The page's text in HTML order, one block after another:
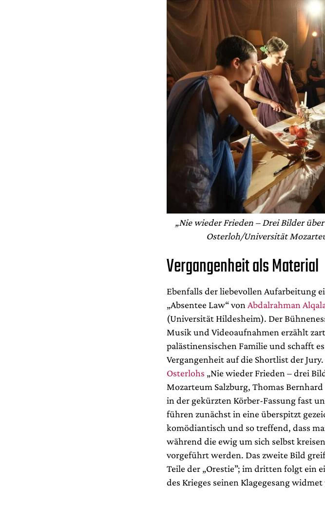
„Nie wieder Frieden – Drei Bilder
Osterloh/Universität
Vergangenheit als Material
Ebenfalls der liebevollen Aufarbeitung
„Absentee Law“ von Abdalrahman
(Universität Hildesheim). Der
Musik und Videoaufnahmen erzählt
palästinensischen Familie und schafft
Vergangenheit auf die Shortlist der
Osterlohs „Nie wieder Frieden – drei
Mozarteum Salzburg, Thomas
in der gekürzten Körber-Fassung fast
führen zunächst in eine überspitzt
komödiantisch und so treffend, dass
während die ewig um sich selbst
vorgeführt werden. Das zweite Bild
Teile der „Orestie”; im dritten folgt ein
des Krieges seinen Klagegesang